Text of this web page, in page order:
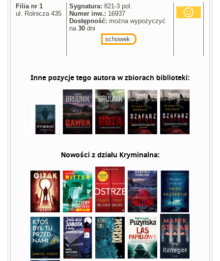
Filia nr 1
ul. Rolnicza 435
Sygnatura: 821-3 pol.
Numer inw.: 16937
Dostępność: można wypożyczyć
na30 dni
schowek
Inne pozycje tego autora w zbiorach biblioteki:
Nowości z działu Kryminalna: